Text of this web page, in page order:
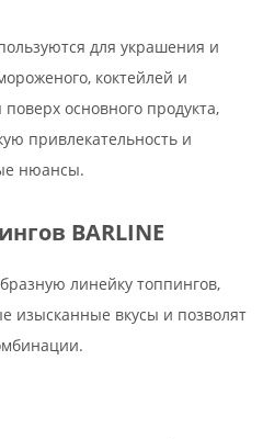
для украшения и
коктейлей и
основного продукта,
привлекательность и
нюансы.
BARLINE
линейку топпингов,
изысканные вкусы и позволят